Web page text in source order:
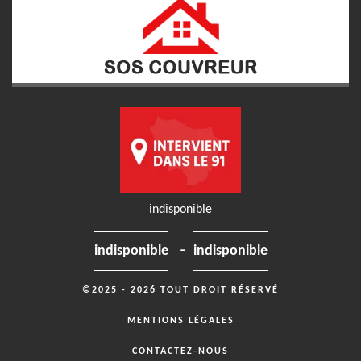
indisponible
indisponible - indisponible
©2025 - 2026 TOUT DROIT RÉSERVÉ
MENTIONS LÉGALES
CONTACTEZ-NOUS